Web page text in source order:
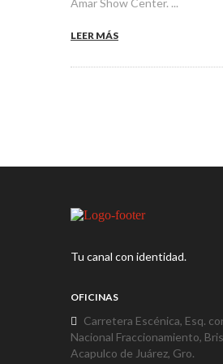
LEER MÁS
Tu canal con identidad.
OFICINAS
Carretera Escénica, Esq.
Nacional Fraccionamiento,
Acapulco de Juárez, Gro.